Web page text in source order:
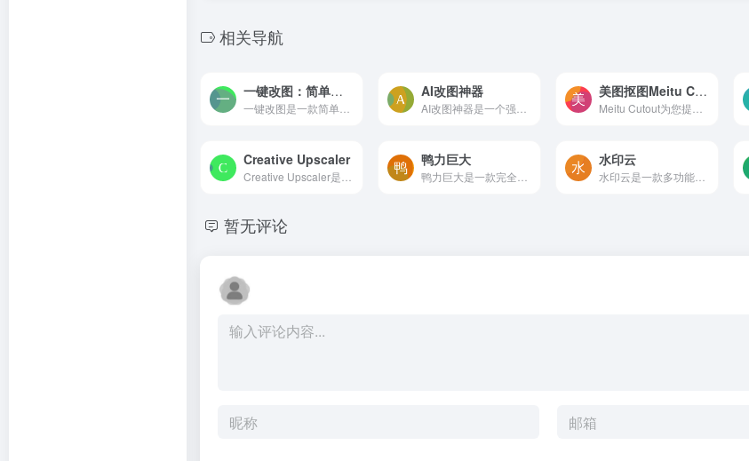
相关导航
一键改图：简单好用的在线图片处理工具
一键改图是一款简单易用的在线图片处理工具，可轻松完成以下工作：在线压缩图片质量、压缩图片尺寸、生成图片缩略图、裁剪图片、生成图片内切圆、生成图片圆角、图片格式转换、给...
AI改图神器
AI改图神器是一个强大的在线图片编辑器，集成了多种功能，包括图片编辑、无损放大、智能抠图、去除水印以及文件格式转换等。无需下载安装
美图抠图Meitu Cutout
Meitu Cutout为您提供免费的图片背景去除工具。只需几步简单操作，您就可以去除图片背景并获得高质量的透明图像。立即体验我们强大的在线编辑功能。
Creative Upscaler
Creative Upscaler是Stability AI推出的一款图像增强工具。它能够将输入的图像提升到4K分辨率，即使原始图像的质量较低。这款工具的特点在于，它不仅仅是一个简单的图像放大工具，...
鸭力巨大
鸭力巨大是一款完全免费的在线图片/视频压缩工具，一键压缩，极大释放您的存储空间。支持mp4、avi、flv、mov等多种格式视频，压缩质量/大小可调节。
水印云
水印云是一款多功能去水印软件，可以帮助用户轻松解决视频和图片去水印的烦恼。还提供了在线抠图等多项功能，让您可以轻松地去除水印。
暂无评论